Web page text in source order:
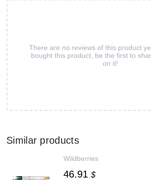
There are no reviews of this product
bought this product, be the first to
on it!
Similar products
Wildberries
46.91 $